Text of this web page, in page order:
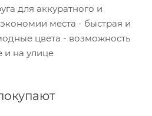
для аккуратного и
места - быстрая и
цвета - возможность
и на улице